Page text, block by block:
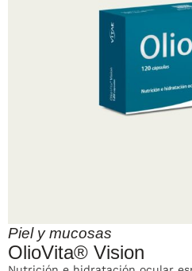
Piel y mucosas
OlioVita® Vision